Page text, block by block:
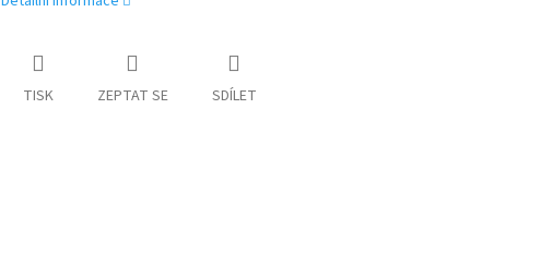
TISK ZEPTAT SE SDÍLET